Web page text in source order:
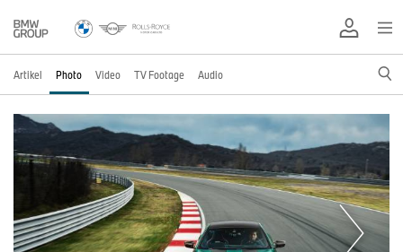
Artikel Photo Video TV Footage Audio